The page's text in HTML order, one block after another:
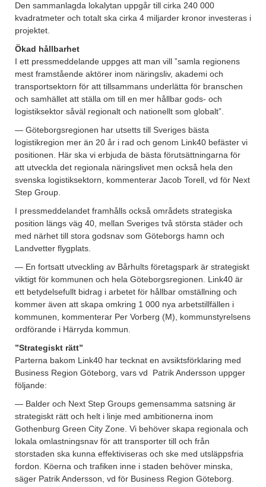
Den sammanlagda lokalytan uppgår till cirka 240 000
kvadratmeter och totalt ska cirka 4 miljarder kronor investeras i
projektet.
Ökad hållbarhet
I ett pressmeddelande uppges att man vill ”samla regionens
mest framstående aktörer inom näringsliv, akademi och
transportsektorn för att tillsammans underlätta för branschen
och samhället att ställa om till en mer hållbar gods- och
logistiksektor såväl regionalt och nationellt som globalt”.
— Göteborgsregionen har utsetts till Sveriges bästa
logistikregion mer än 20 år i rad och genom Link40 befäster vi
positionen. Här ska vi erbjuda de bästa förutsättningarna för
att utveckla det regionala näringslivet men också hela den
svenska logistiksektorn, kommenterar Jacob Torell, vd för Next
Step Group.
I pressmeddelandet framhålls också områdets strategiska
position längs väg 40, mellan Sveriges två största städer och
med närhet till stora godsnav som Göteborgs hamn och
Landvetter flygplats.
— En fortsatt utveckling av Bårhults företagspark är strategiskt
viktigt för kommunen och hela Göteborgsregionen. Link40 är
ett betydelsefullt bidrag i arbetet för hållbar omställning och
kommer även att skapa omkring 1 000 nya arbetstillfällen i
kommunen, kommenterar Per Vorberg (M), kommunstyrelsens
ordförande i Härryda kommun.
”Strategiskt rätt”
Parterna bakom Link40 har tecknat en avsiktsförklaring med
Business Region Göteborg, vars vd Patrik Andersson uppger
följande:
— Balder och Next Step Groups gemensamma satsning är
strategiskt rätt och helt i linje med ambitionerna inom
Gothenburg Green City Zone. Vi behöver skapa regionala och
lokala omlastningsnav för att transporter till och från
storstaden ska kunna effektiviseras och ske med utsläppsfria
fordon. Köerna och trafiken inne i staden behöver minska,
säger Patrik Andersson, vd för Business Region Göteborg.